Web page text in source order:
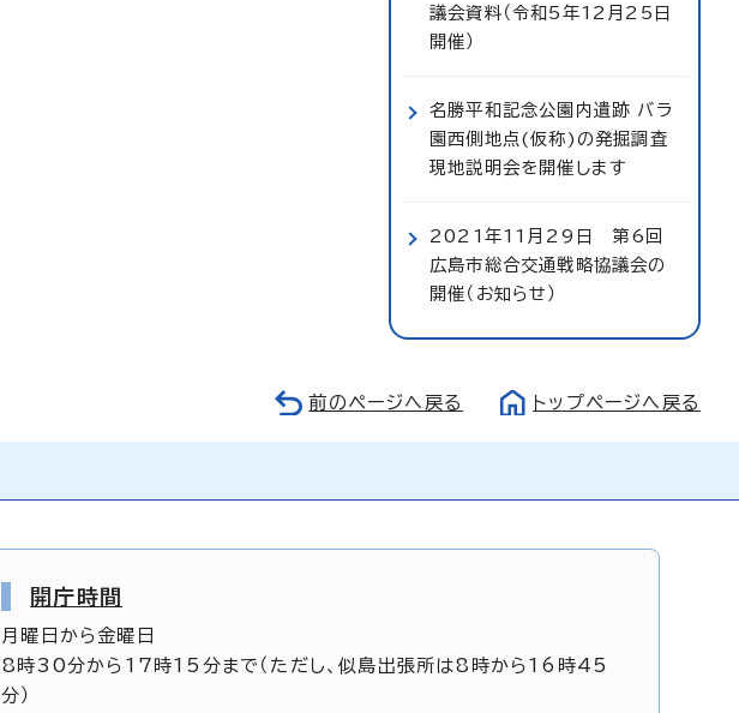
議会資料（令和5年12月25日
開催）
名勝平和記念公園内遺跡 バラ
園西側地点(仮称)の発掘調査
現地説明会を開催します
2021年11月29日 第6回
広島市総合交通戦略協議会の
開催（お知らせ）
前のページへ戻る トップページへ戻る
開庁時間
月曜日から金曜日
8時30分から17時15分まで（ただし、似島出張所は8時から16時45
分）